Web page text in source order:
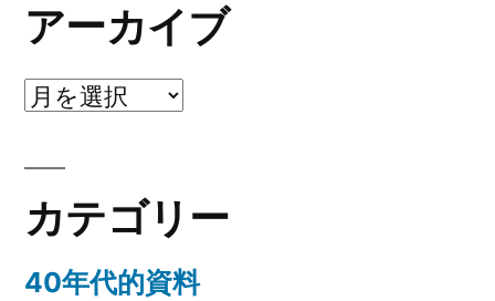
アーカイブ
ア
イ
ブ
カテゴリー
40年代的資料